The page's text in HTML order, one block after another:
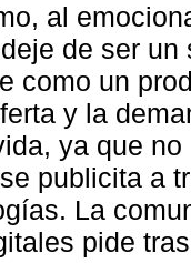
al
de ser
como un
y la
ya que
publicita a
La
pide